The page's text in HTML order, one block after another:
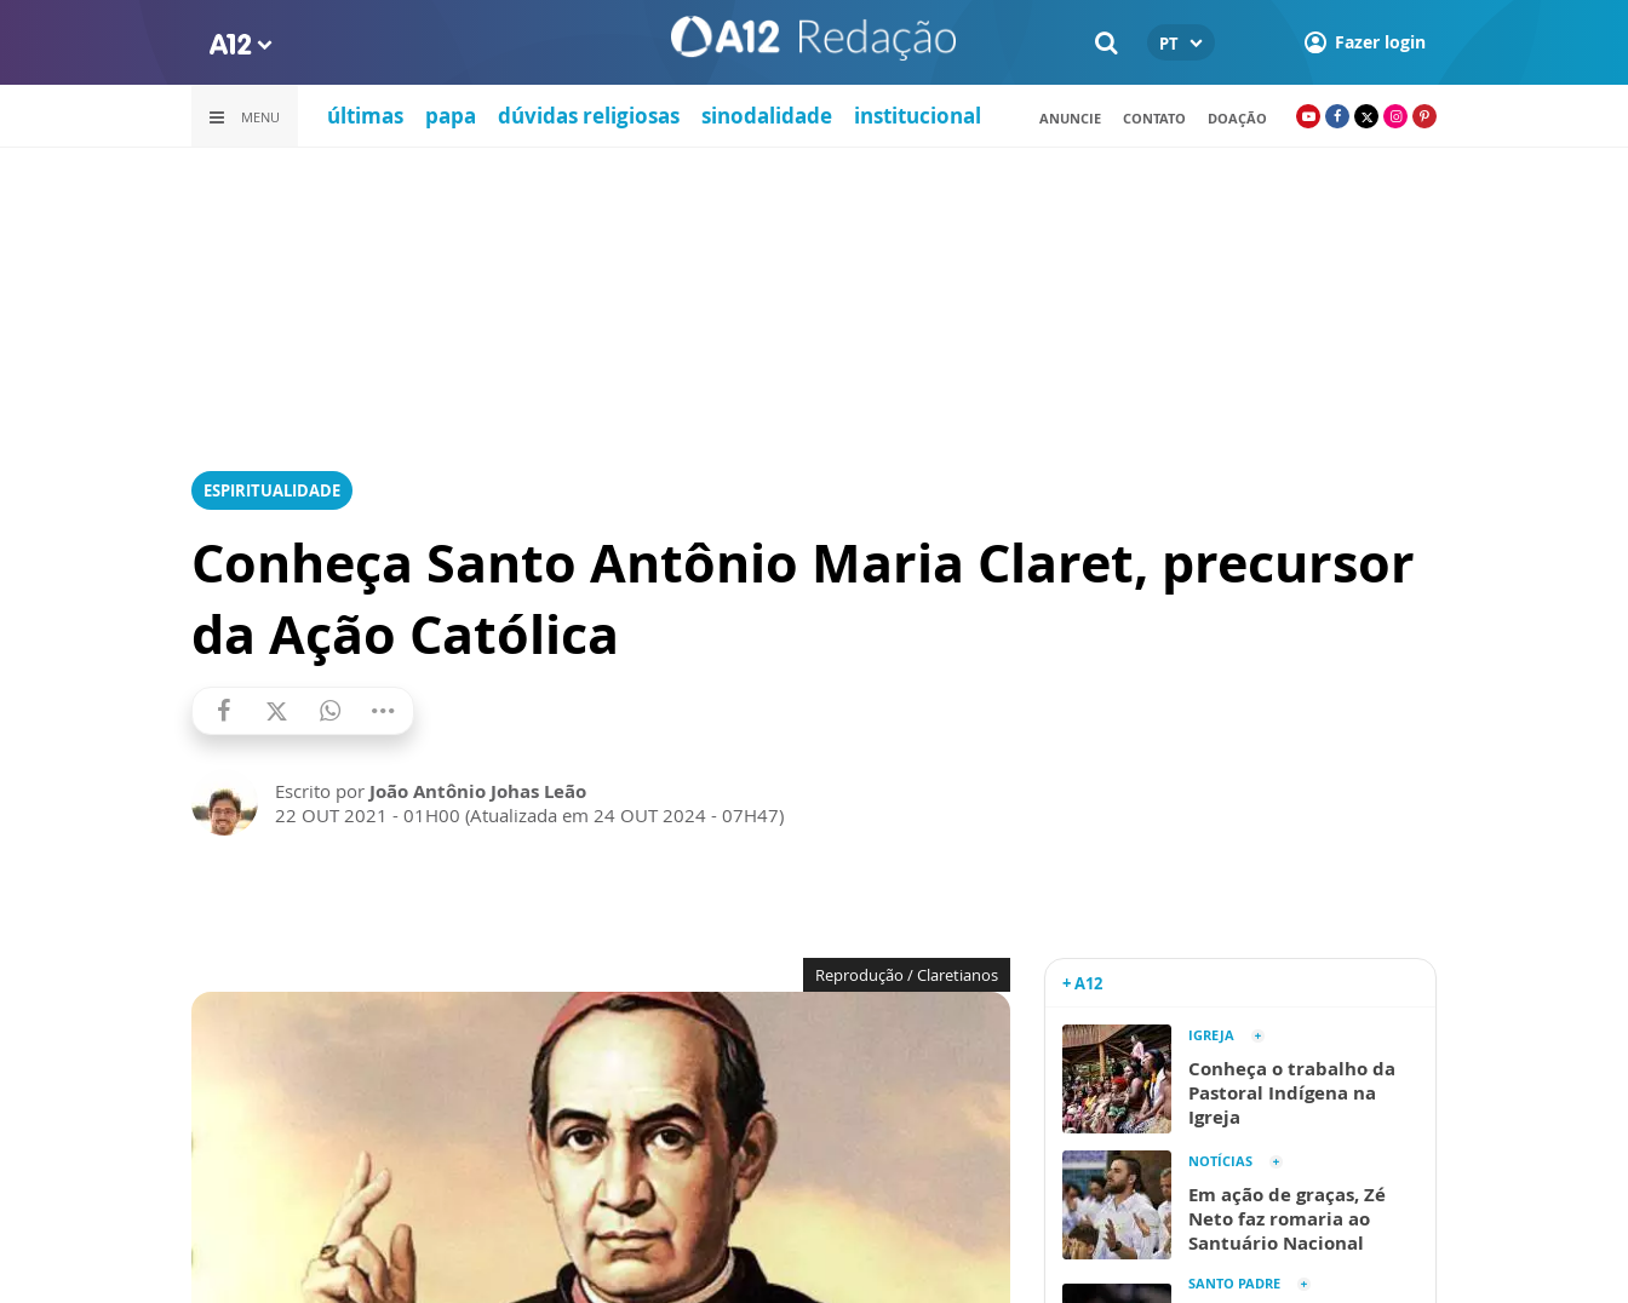
PT Fazer login
MENU últimas papa dúvidas religiosas sinodalidade institucional ANUNCIE CONTATO DOAÇÃO
ESPIRITUALIDADE
Conheça Santo Antônio Maria Claret, precursor
da Ação Católica
Escrito por João Antônio Johas Leão
22 OUT 2021 - 01H00 (Atualizada em 24 OUT 2024 - 07H47)
Reprodução / Claretianos + A12
IGREJA
Conheça o trabalho da
Pastoral Indígena na
Igreja
NOTÍCIAS
Em ação de graças, Zé
Neto faz romaria ao
Santuário Nacional
SANTO PADRE